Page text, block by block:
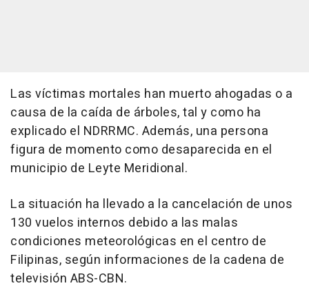
Las víctimas mortales han muerto ahogadas o a
causa de la caída de árboles, tal y como ha
explicado el NDRRMC. Además, una persona
figura de momento como desaparecida en el
municipio de Leyte Meridional.
La situación ha llevado a la cancelación de unos
130 vuelos internos debido a las malas
condiciones meteorológicas en el centro de
Filipinas, según informaciones de la cadena de
televisión ABS-CBN.